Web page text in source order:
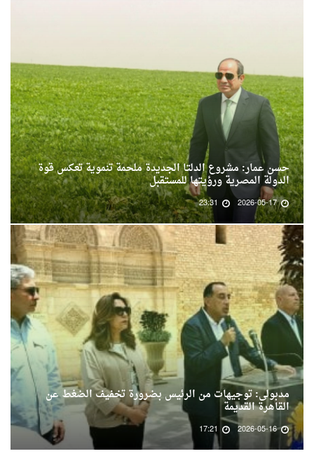
حسن عمار: مشروع الدلتا الجديدة ملحمة تنموية تعكس قوة
الدولة المصرية ورؤيتها للمستقبل
2026-05-17
23:31
مدبولى: توجيهات من الرئيس بضرورة تخفيف الضغط عن
القاهرة القديمة
2026-05-16
17:21